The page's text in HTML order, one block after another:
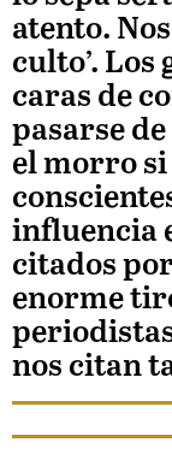
atento.
culto’.
caras de
pasarse
el morro si
influencia
citados
enorme
nos citan